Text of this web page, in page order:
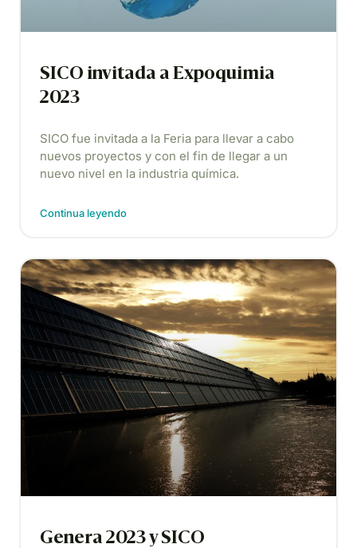
SICO invitada a Expoquimia
2023
SICO fue invitada a la Feria para llevar a cabo
nuevos proyectos y con el fin de llegar a un
nuevo nivel en la industria química.
Continua leyendo
Genera 2023 y SICO